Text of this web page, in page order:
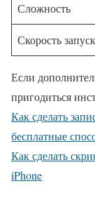
Сложность
Скорость
Если
пригодиться
Как сделать
бесплатные
Как сделать
iPhone